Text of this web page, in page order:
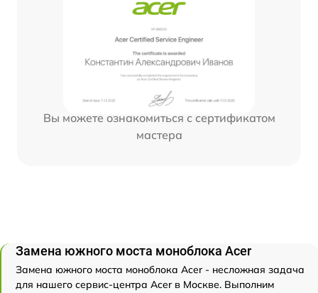
Вы можете ознакомиться с сертификатом
мастера
Замена южного моста моноблока Acer
Замена южного моста моноблока Acer - несложная задача
для нашего сервис-центра Acer в Москве. Выполним